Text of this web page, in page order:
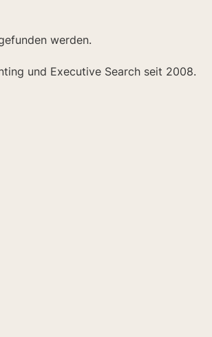
werden.
und Executive Search seit 2008.